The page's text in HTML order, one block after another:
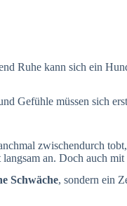
Ruhe kann sich ein
Gefühle müssen sich
zwischendurch
an. Doch auch
Schwäche, sondern ein